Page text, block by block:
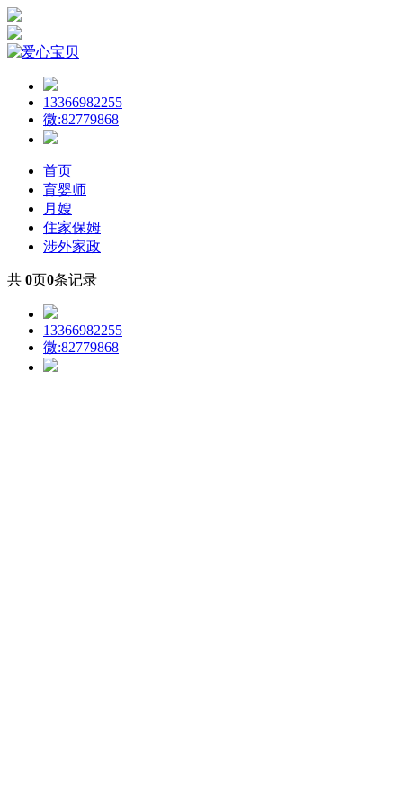
13366982255
微:82779868
首页
育婴师
月嫂
住家保姆
涉外家政
共 0页0条记录
13366982255
微:82779868